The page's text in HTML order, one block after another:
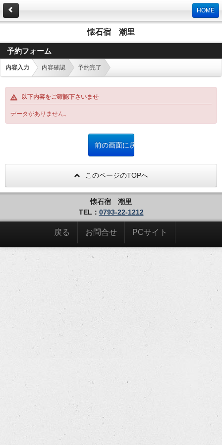
HOME
懐石宿 潮里
予約フォーム
内容入力 内容確認 予約完了
以下内容をご確認下さいませ
データがありません。
このページのTOPへ
懐石宿 潮里
TEL： 0793-22-1212
戻る お問合せ PCサイト